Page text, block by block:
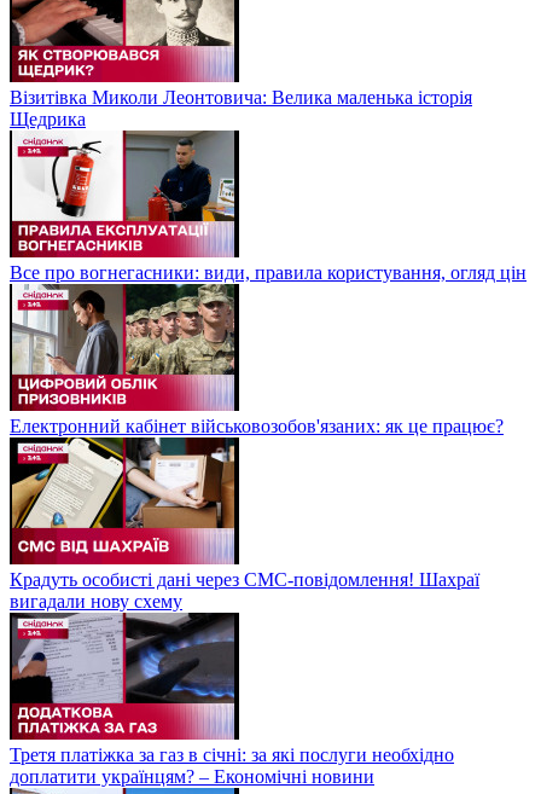
Візитівка Миколи Леонтовича: Велика маленька історія
Щедрика
Все про вогнегасники: види, правила користування, огляд цін
Електронний кабінет військовозобов'язаних: як це працює?
Крадуть особисті дані через СМС-повідомлення! Шахраї
вигадали нову схему
Третя платіжка за газ в січні: за які послуги необхідно
доплатити українцям? – Економічні новини